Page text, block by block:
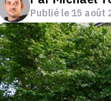
Publié le15 août